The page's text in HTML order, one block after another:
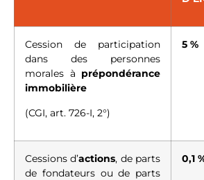
Cession de participation
dans des personnes
morales à prépondérance
immobilière
(CGI, art. 726-I, 2°)
5 %
Cessions d’actions, de parts
de fondateurs ou de parts
0,1